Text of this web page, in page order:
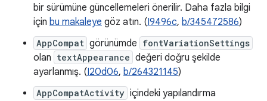
bir sürümüne güncellemeleri önerilir. Daha fazla bilgi
için bu makaleye göz atın. (I9496c, b/345472586)
AppCompat görünümde fontVariationSettings
olan textAppearance değeri doğru şekilde
ayarlanmış. (I20d06, b/264321145)
AppCompatActivity içindeki yapılandırma